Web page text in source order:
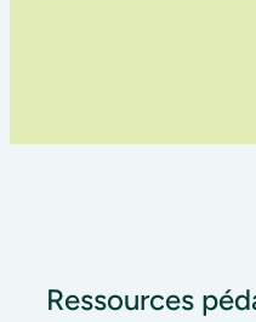
Ressources